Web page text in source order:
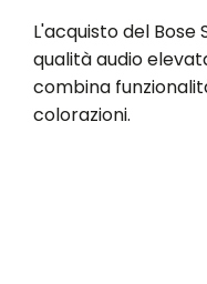
L'acquisto del Bose
qualità audio
combina
colorazioni.